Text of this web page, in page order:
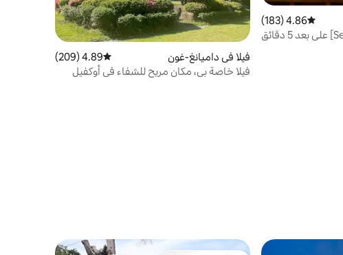
متوسط التقييم 4.86 من 5، 183 مراجعات
4.86 (183)
[Seochon Hanok Dokchae] على بعد 5 دقائق
فيلا في داميانغ-غون متوسط التقييم 4.89 من 5، 209 مراجعات
4.89 (209)
فيلا خاصة بي، مكان مريح للشفاء في أوكفيل